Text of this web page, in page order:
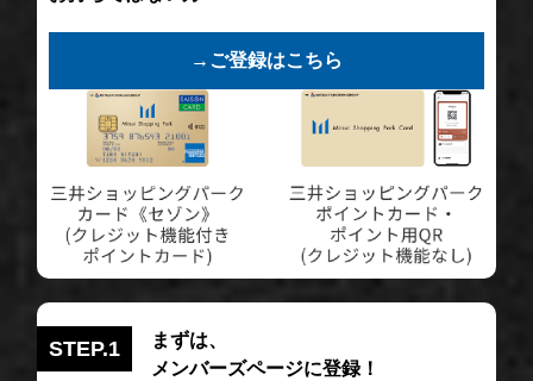
→ご登録はこちら
STEP.1
まずは、
メンバーズページに登録！